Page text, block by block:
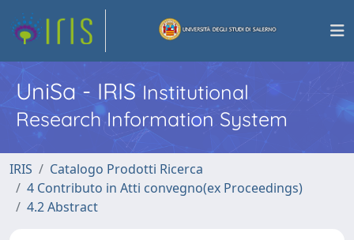
UniSa - IRISInstitutional
Research Information System
IRIS
Catalogo Prodotti Ricerca
4 Contributo in Atti convegno(ex Proceedings)
4.2 Abstract